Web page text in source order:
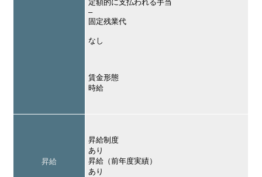
定額的に支払われる手当
–
固定残業代
なし
賃金形態
時給
昇給
昇給制度
あり
昇給（前年度実績）
あり